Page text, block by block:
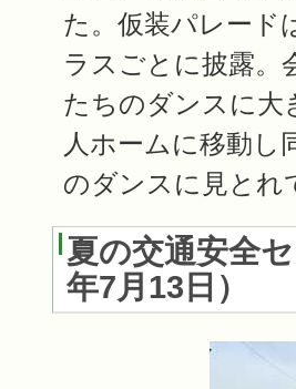
た。仮装パレード
ラスごとに披露。
たちのダンスに大
人ホームに移動し
のダンスに見とれ
夏の交通安全
年7月13日 ）